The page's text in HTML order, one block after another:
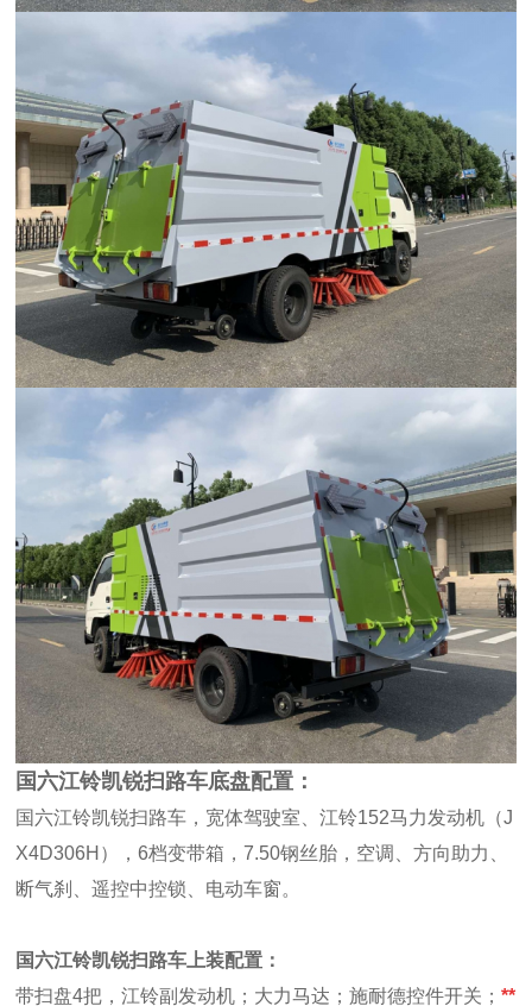
国六江铃凯锐扫路车底盘配置：
国六江铃凯锐扫路车，宽体驾驶室、江铃152马力发动机（J
X4D306H），6档变带箱，7.50钢丝胎，空调、方向助力、
断气刹、遥控中控锁、电动车窗。
国六江铃凯锐扫路车 上装配置：
带扫盘4把，江铃副发动机；大力马达；施耐德控件开关；**